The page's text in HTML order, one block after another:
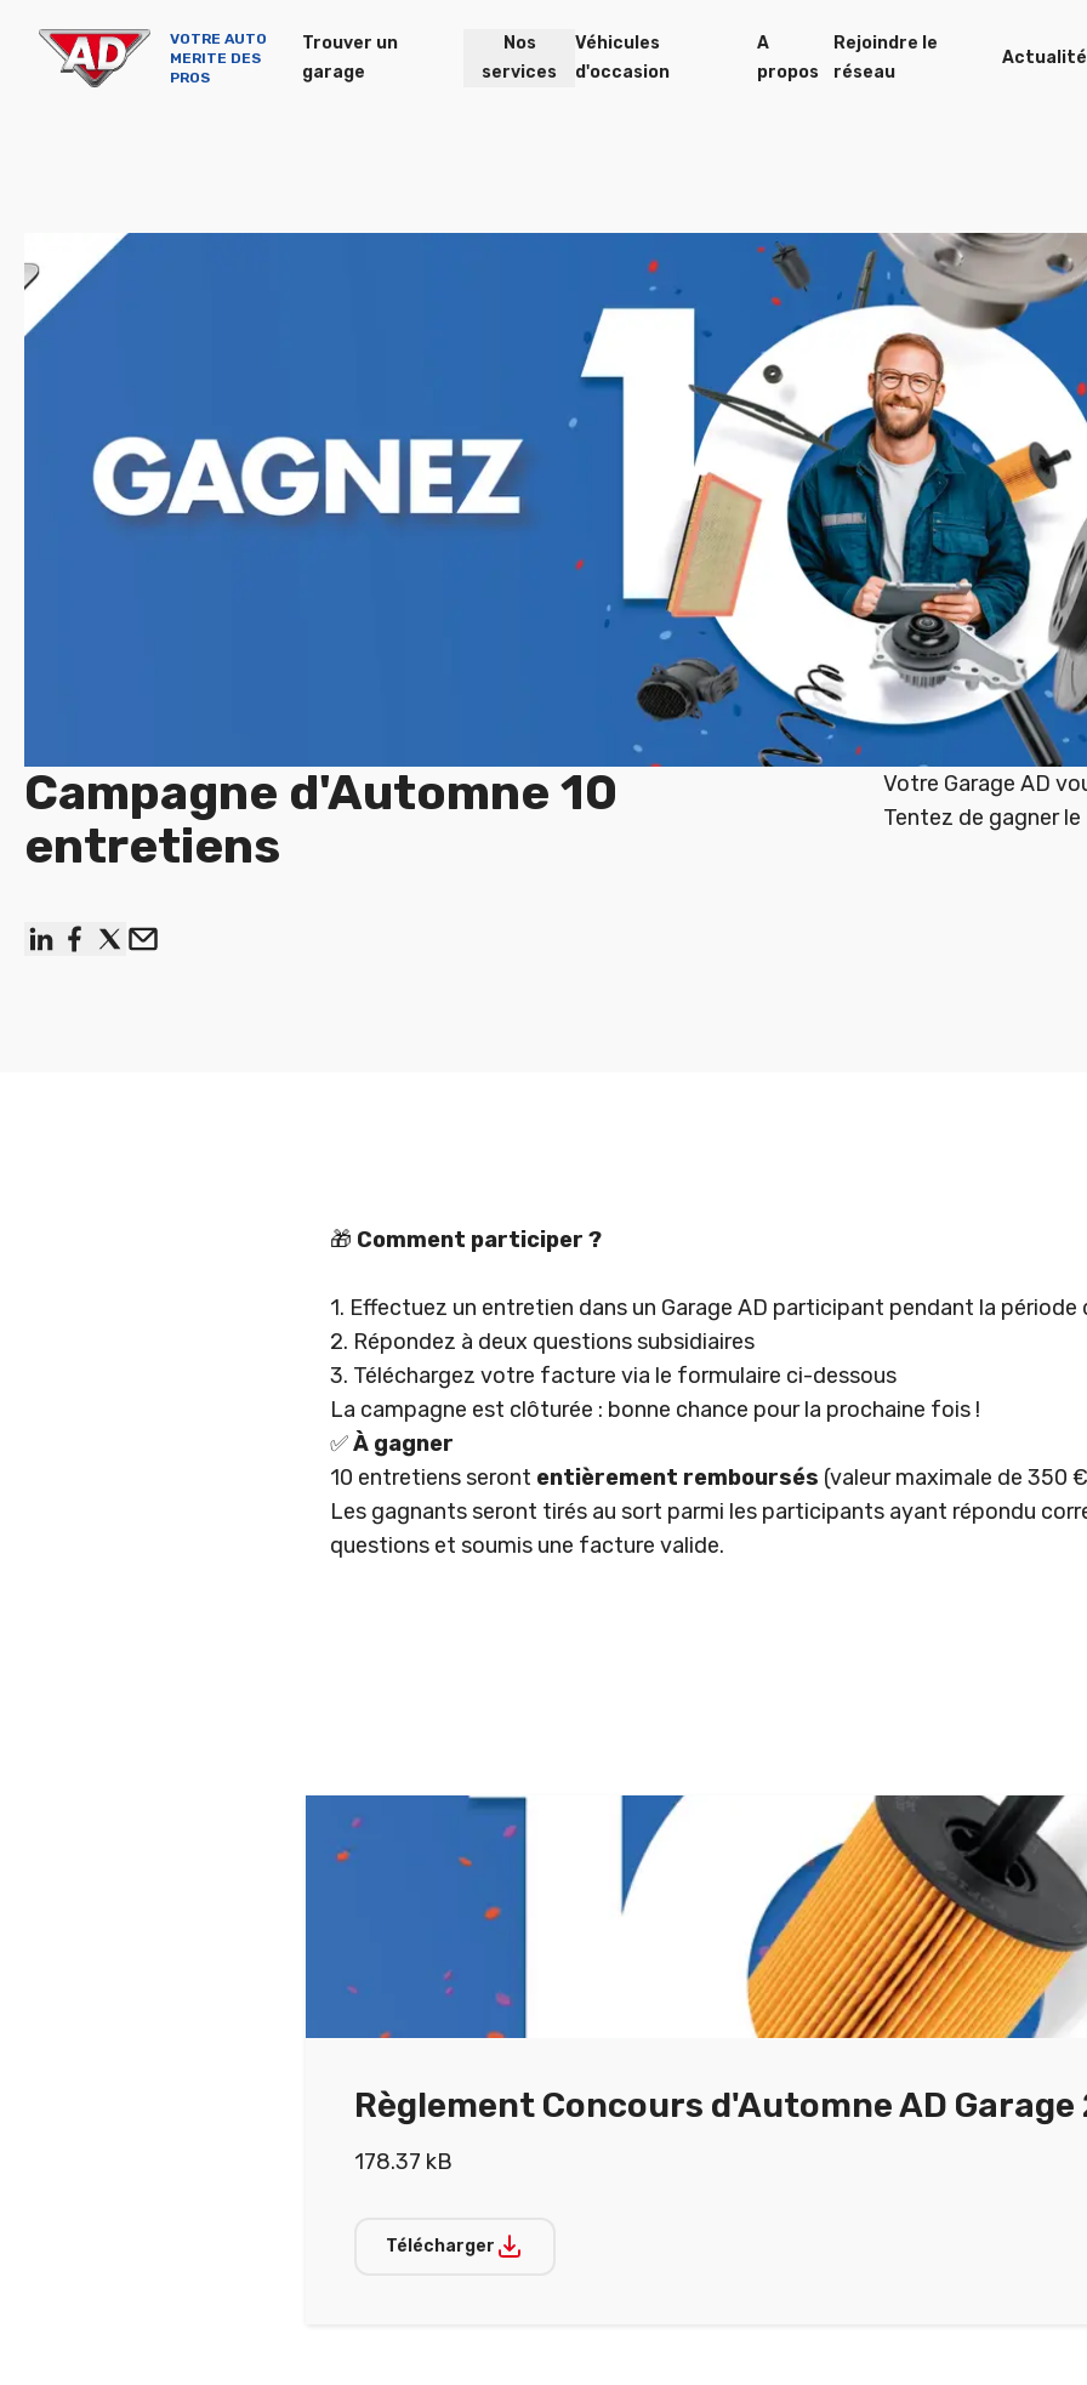
VOTRE AUTO
MERITE DES
PROS
Trouver un
garage
Nos
services
Véhicules
d'occasion
A
propos
Rejoindre le
réseau
Campagne d'Automne 10
entretiens
Votre Garage AD
Tentez de gagner
🎁 Comment participer ?
1. Effectuez un entretien dans un Garage AD participant pendant la période
2. Répondez à deux questions subsidiaires
3. Téléchargez votre facture via le formulaire ci-dessous
La campagne est clôturée : bonne chance pour la prochaine fois !
✅À gagner
10 entretiens seront entièrement remboursés (valeur maximale de 350
Les gagnants seront tirés au sort parmi les participants ayant répondu
questions et soumis une facture valide.
Règlement Concours d'Automne AD Garage
178.37 kB
Télécharger